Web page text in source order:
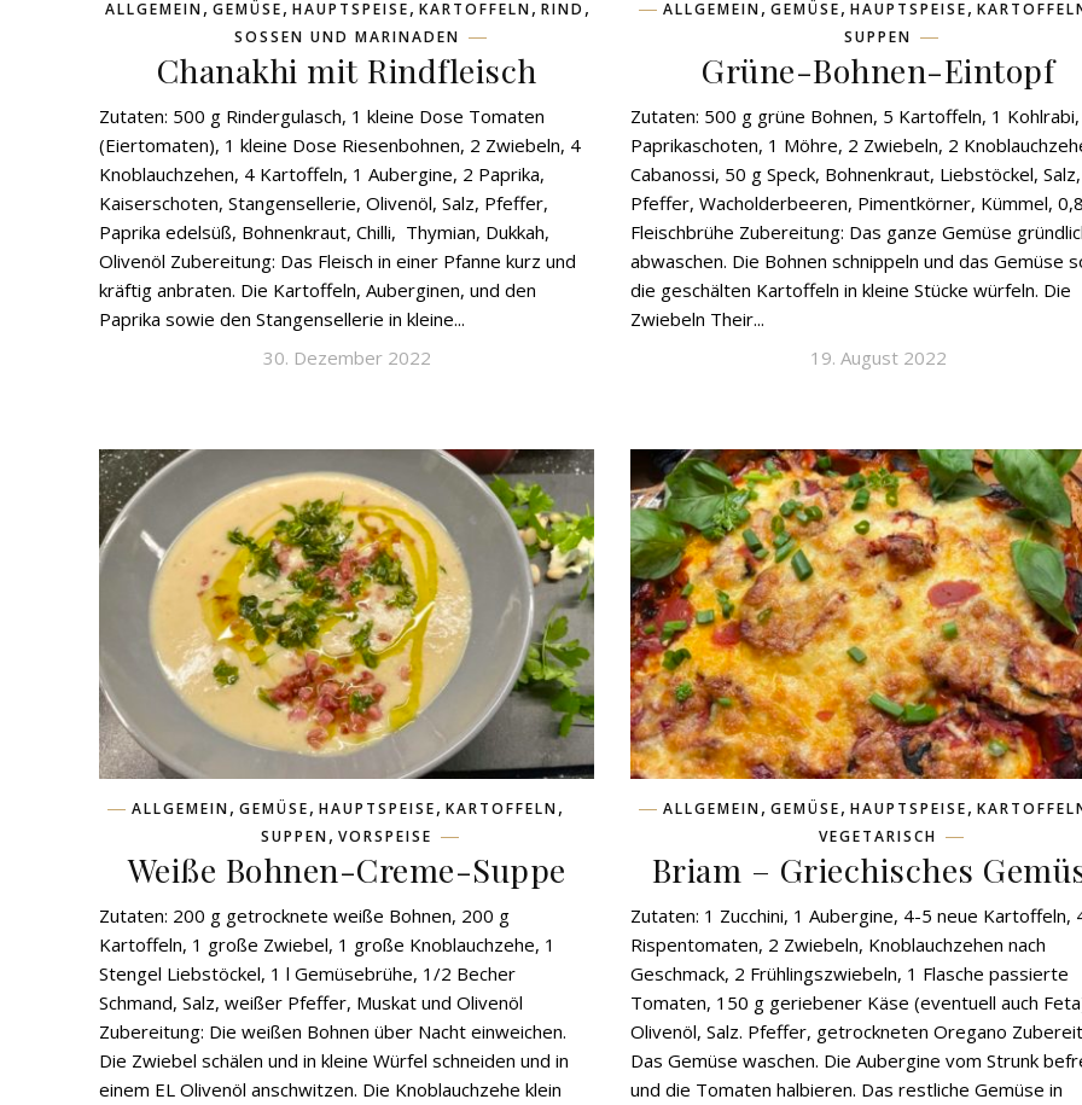
ALLGEMEIN, GEMÜSE, HAUPTSPEISE, KARTOFFELN, RIND ,
SOSSEN UND MARINADEN
Chanakhi mit Rindfleisch
Zutaten: 500 g Rindergulasch, 1 kleine Dose Tomaten
(Eiertomaten), 1 kleine Dose Riesenbohnen, 2 Zwiebeln, 4
Knoblauchzehen, 4 Kartoffeln, 1 Aubergine, 2 Paprika,
Kaiserschoten, Stangensellerie, Olivenöl, Salz, Pfeffer,
Paprika edelsüß, Bohnenkraut, Chilli, Thymian, Dukkah,
Olivenöl Zubereitung: Das Fleisch in einer Pfanne kurz und
kräftig anbraten. Die Kartoffeln, Auberginen, und den
Paprika sowie den Stangensellerie in kleine...
30. Dezember 2022
ALLGEMEIN, GEMÜSE, HAUPTSPEISE,
SUPPEN
Grüne-Bohnen-Eintopf
Zutaten: 500 g grüne Bohnen, 5 Kartoffeln, 1
Paprikaschoten, 1 Möhre, 2 Zwiebeln, 2
Cabanossi, 50 g Speck, Bohnenkraut, Liebstöckel, Salz,
Pfeffer, Wacholderbeeren, Pimentkörner, Kümmel,
Fleischbrühe Zubereitung: Das ganze Gemüse
abwaschen. Die Bohnen schnippeln und das Gemüse
die geschälten Kartoffeln in kleine Stücke würfeln. Die
Zwiebeln Their...
19. August 2022
ALLGEMEIN, GEMÜSE, HAUPTSPEISE, KARTOFFELN,
SUPPEN, VORSPEISE
Weiße Bohnen-Creme-Suppe
Zutaten: 200 g getrocknete weiße Bohnen, 200 g
Kartoffeln, 1 große Zwiebel, 1 große Knoblauchzehe, 1
Stengel Liebstöckel, 1 l Gemüsebrühe, 1/2 Becher
Schmand, Salz, weißer Pfeffer, Muskat und Olivenöl
Zubereitung: Die weißen Bohnen über Nacht einweichen.
Die Zwiebel schälen und in kleine Würfel schneiden und in
einem EL Olivenöl anschwitzen. Die Knoblauchzehe klein
ALLGEMEIN, GEMÜSE, HAUPTSPEISE,
VEGETARISCH
Briam – Griechisches
Zutaten: 1 Zucchini, 1 Aubergine, 4-5 neue Kartoffeln,
Rispentomaten, 2 Zwiebeln, Knoblauchzehen nach
Geschmack, 2 Frühlingszwiebeln, 1 Flasche passierte
Tomaten, 150 g geriebener Käse (eventuell auch
Olivenöl, Salz. Pfeffer, getrockneten Oregano
Das Gemüse waschen. Die Aubergine vom Strunk
und die Tomaten halbieren. Das restliche Gemüse in